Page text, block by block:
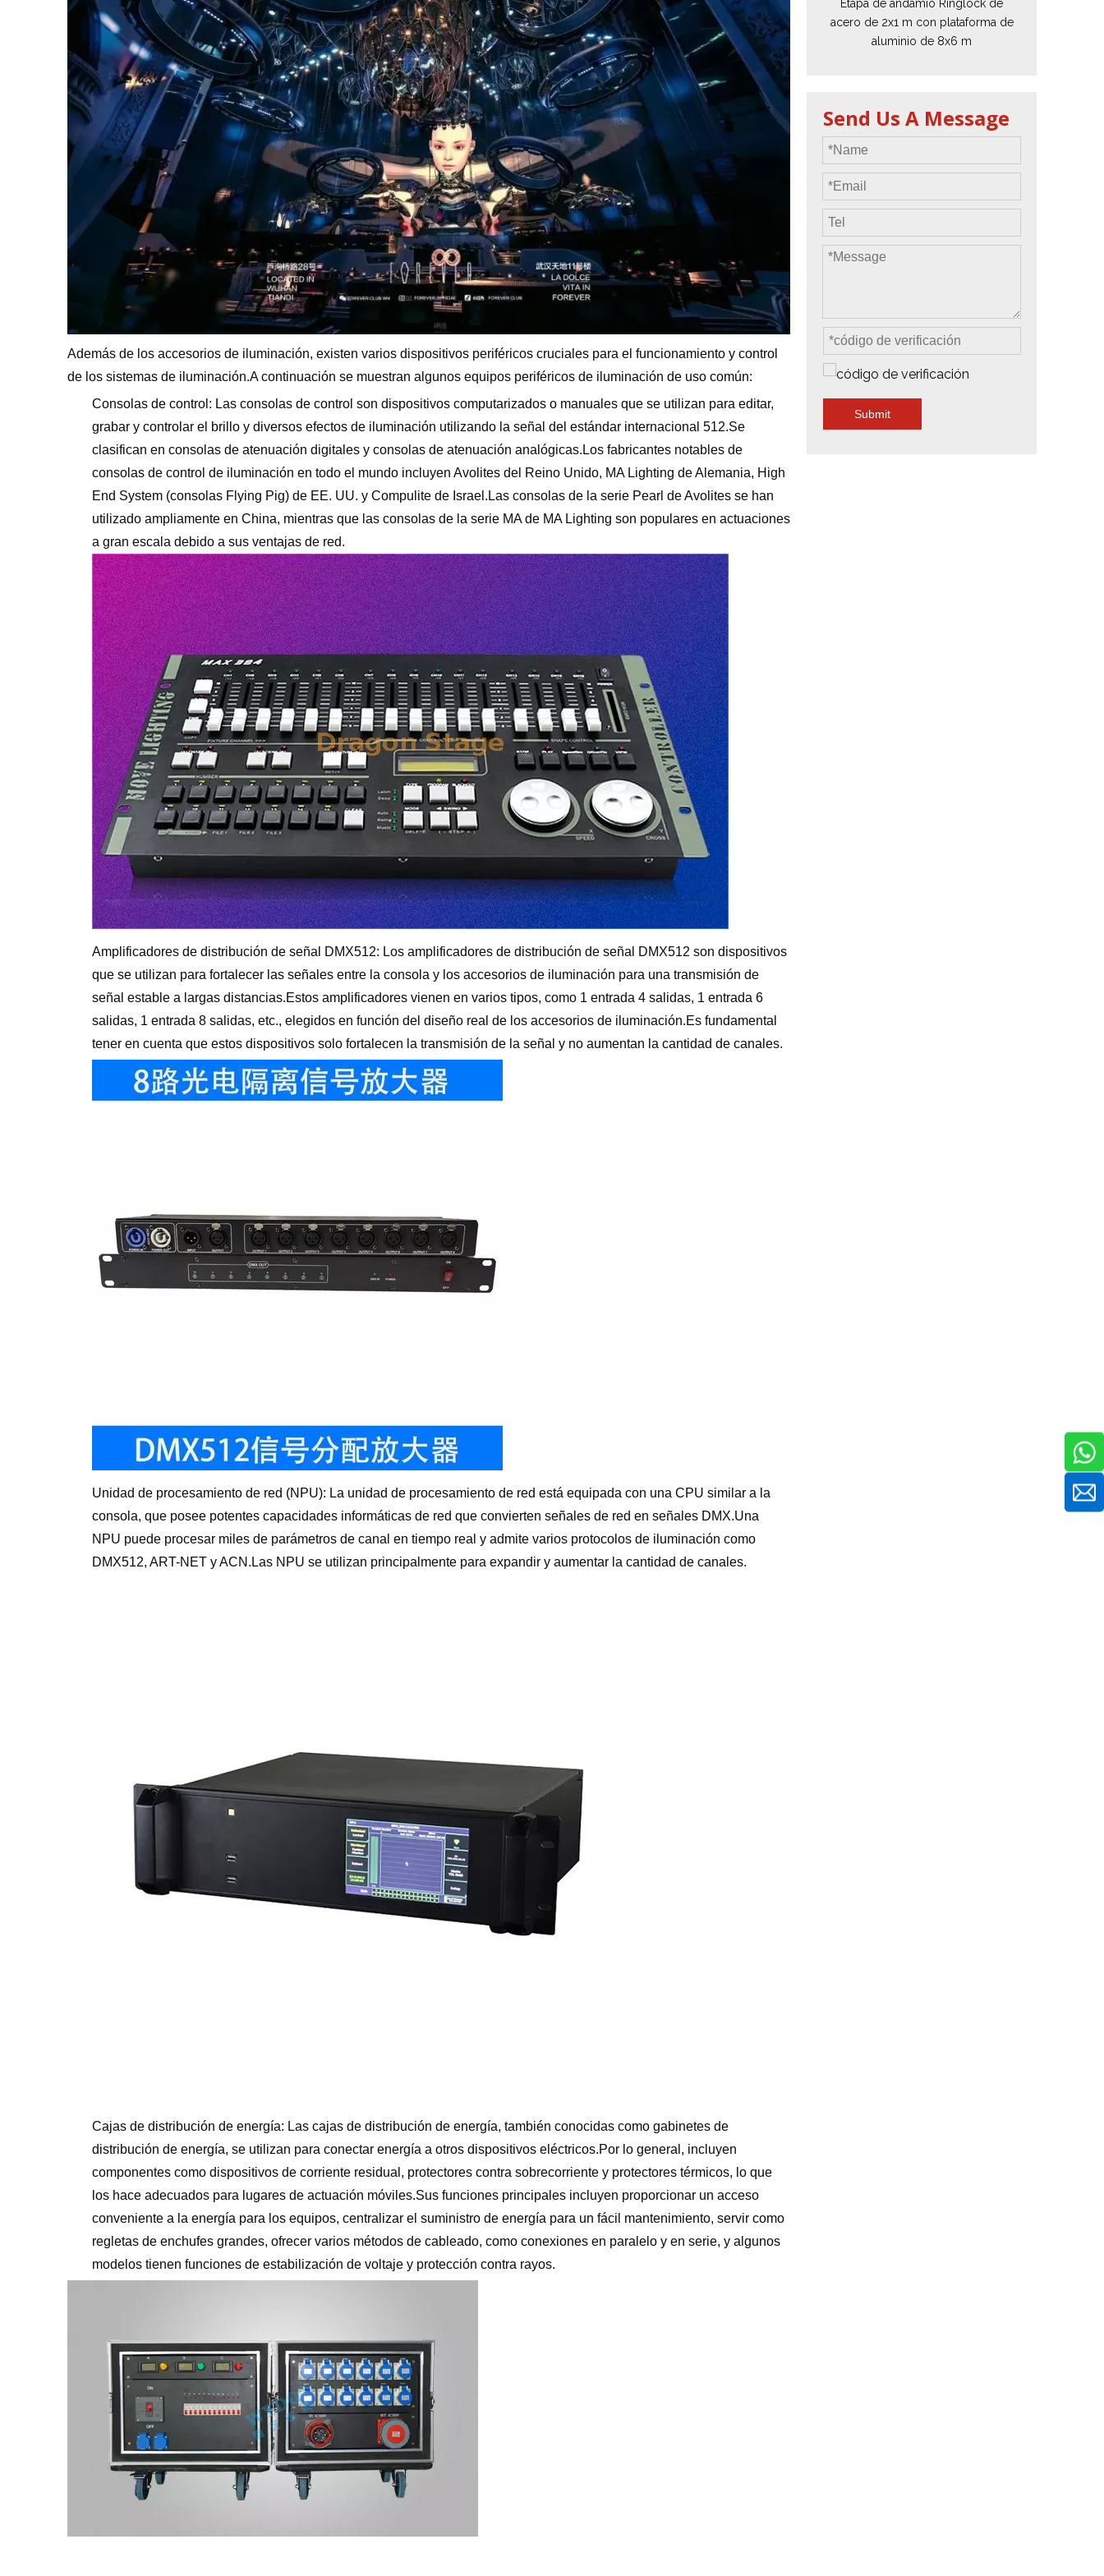
Herramientas y accesorios de escenarioCaja de embalaje para eventos
Joyería para eventos de boda
Precio del estuche de vuelo
Precio de la carpa para eventos
Precio del andamio de aluminio
producto tipico
Además de los accesorios de iluminación, existen varios dispositivos periféricos cruciales para el funcionamiento y control
de los sistemas de iluminación.A continuación se muestran algunos equipos periféricos de iluminación de uso común:
Consolas de control: Las consolas de control son dispositivos computarizados o manuales que se utilizan para editar,
grabar y controlar el brillo y diversos efectos de iluminación utilizando la señal del estándar internacional 512.Se
clasifican en consolas de atenuación digitales y consolas de atenuación analógicas.Los fabricantes notables de
consolas de control de iluminación en todo el mundo incluyen Avolites del Reino Unido, MA Lighting de Alemania, High
End System (consolas Flying Pig) de EE. UU. y Compulite de Israel.Las consolas de la serie Pearl de Avolites se han
utilizado ampliamente en China, mientras que las consolas de la serie MA de MA Lighting son populares en actuaciones
a gran escala debido a sus ventajas de red.
Amplificadores de distribución de señal DMX512: Los amplificadores de distribución de señal DMX512 son dispositivos
que se utilizan para fortalecer las señales entre la consola y los accesorios de iluminación para una transmisión de
señal estable a largas distancias.Estos amplificadores vienen en varios tipos, como 1 entrada 4 salidas, 1 entrada 6
salidas, 1 entrada 8 salidas, etc., elegidos en función del diseño real de los accesorios de iluminación.Es fundamental
tener en cuenta que estos dispositivos solo fortalecen la transmisión de la señal y no aumentan la cantidad de canales.
Unidad de procesamiento de red (NPU): La unidad de procesamiento de red está equipada con una CPU similar a la
consola, que posee potentes capacidades informáticas de red que convierten señales de red en señales DMX.Una
NPU puede procesar miles de parámetros de canal en tiempo real y admite varios protocolos de iluminación como
DMX512, ART-NET y ACN.Las NPU se utilizan principalmente para expandir y aumentar la cantidad de canales.
Cajas de distribución de energía: Las cajas de distribución de energía, también conocidas como gabinetes de
distribución de energía, se utilizan para conectar energía a otros dispositivos eléctricos.Por lo general, incluyen
componentes como dispositivos de corriente residual, protectores contra sobrecorriente y protectores térmicos, lo que
los hace adecuados para lugares de actuación móviles.Sus funciones principales incluyen proporcionar un acceso
conveniente a la energía para los equipos, centralizar el suministro de energía para un fácil mantenimiento, servir como
regletas de enchufes grandes, ofrecer varios métodos de cableado, como conexiones en paralelo y en serie, y algunos
modelos tienen funciones de estabilización de voltaje y protección contra rayos.
Etapa de andamio Ringlock de
acero de 2x1 m con plataforma de
aluminio de 8x6 m
Send Us A Message
Submit